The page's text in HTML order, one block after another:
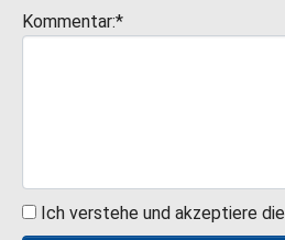
Kommentar:*
Ich verstehe und akzeptiere die